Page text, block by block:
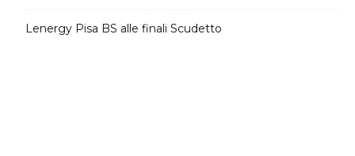
Lenergy Pisa BS alle finali Scudetto